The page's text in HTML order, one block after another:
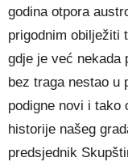
godina otpora
prigodnim obilježiti
gdje je već nekada
bez traga nestao u
podigne novi i tako
historije našeg
predsjednik